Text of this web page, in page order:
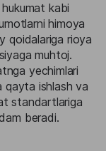
kabi
himoya
qoidalariga rioya
muhtoj.
yechimlari
qayta ishlash va
standartlariga
beradi.